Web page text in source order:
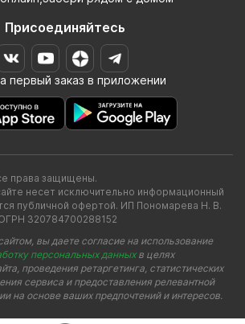
Присоединяйтесь
первый заказ в приложении
права защищены.
несет исключительно информационный
публичной офертой. ИП Пономарева Н. В.
320784700288152
вы даете согласие на использование
персональных данныхв целях
проведения ретаргетинга, статистических
сервиса и предоставления релевантной
на основе ваших предпочтений и интересов.